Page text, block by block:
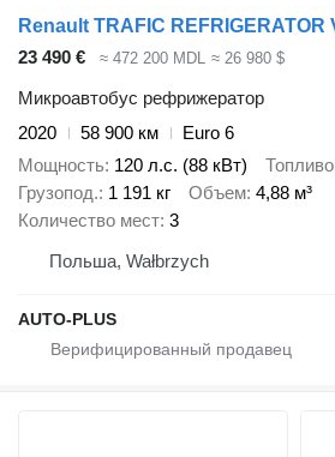
23 490 € ≈ 472 200 MDL ≈ 26 980 $
Микроавтобус рефрижератор
2020
58 900 км
Euro 6
Мощность 120 л.с. (88 кВт) Топливо
Грузопод. 1 191 кг Объем 4,88 м³
Количество мест 3
Польша, Wałbrzych
AUTO-PLUS